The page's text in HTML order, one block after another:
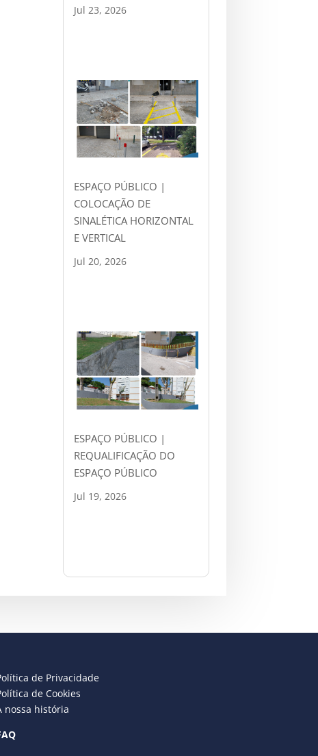
Jul 23, 2026
ESPAÇO PÚBLICO |
COLOCAÇÃO DE
SINALÉTICA HORIZONTAL
E VERTICAL
Jul 20, 2026
ESPAÇO PÚBLICO |
REQUALIFICAÇÃO DO
ESPAÇO PÚBLICO
Jul 19, 2026
de Privacidade
de Cookies
nossa história